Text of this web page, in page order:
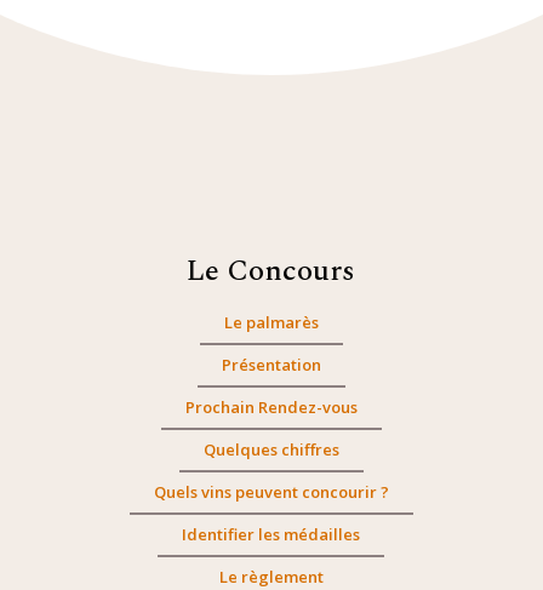
Le Concours
Le palmarès
Présentation
Prochain Rendez-vous
Quelques chiffres
Quels vins peuvent concourir ?
Identifier les médailles
Le règlement